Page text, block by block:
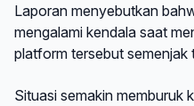
Laporan menyebutkan
mengalami kendala saat
platform tersebut semenjak
Situasi semakin memburuk